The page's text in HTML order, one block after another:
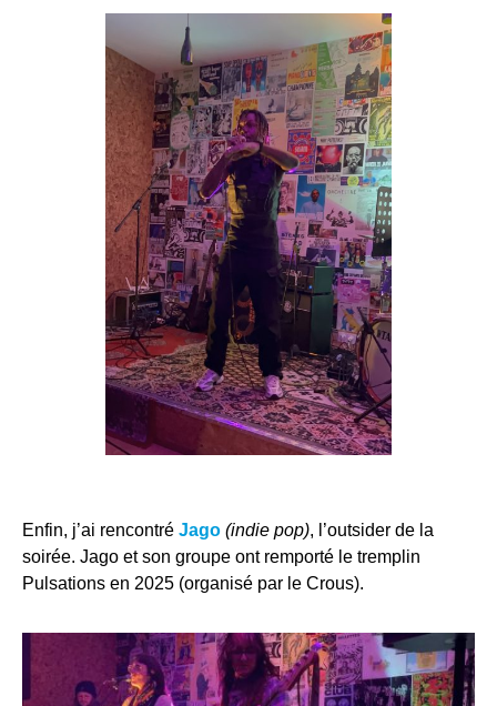
Enfin, j’ai rencontré Jago (indie pop), l’outsider de la
soirée. Jago et son groupe ont remporté le tremplin
Pulsations en 2025 (organisé par le Crous).